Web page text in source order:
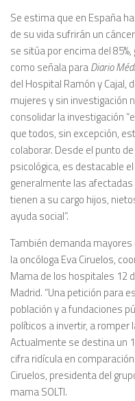
Se estima que en España
de su vida sufrirán un
se sitúa por encima del
como señala paraDiario
del Hospital Ramón y Cajal,
mujeres y sin investigación
consolidar la investigación
que todos, sin excepción,
colaborar. Desde el punto
psicológica, es destacable
generalmente las
tienen a su cargo hijos,
ayuda social”.
También demanda
la oncóloga Eva Ciruelos,
Mama de los hospitales 12
Madrid. “Una petición para
población y a fundaciones
políticos a invertir, a romper
Actualmente se destina un
cifra ridícula en
Ciruelos, presidenta del
mama SOLTI.